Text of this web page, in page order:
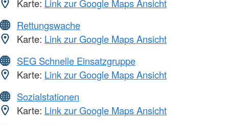
Karte: Link zur Google Maps Ansicht
Rettungswache
Karte: Link zur Google Maps Ansicht
SEG Schnelle Einsatzgruppe
Karte: Link zur Google Maps Ansicht
Sozialstationen
Karte: Link zur Google Maps Ansicht